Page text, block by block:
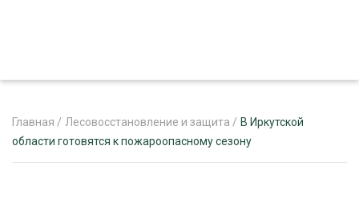
Главная / Лесовосстановление и защита / В Иркутской
области готовятся к пожароопасному сезону